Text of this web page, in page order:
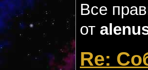
Все
от
Re: